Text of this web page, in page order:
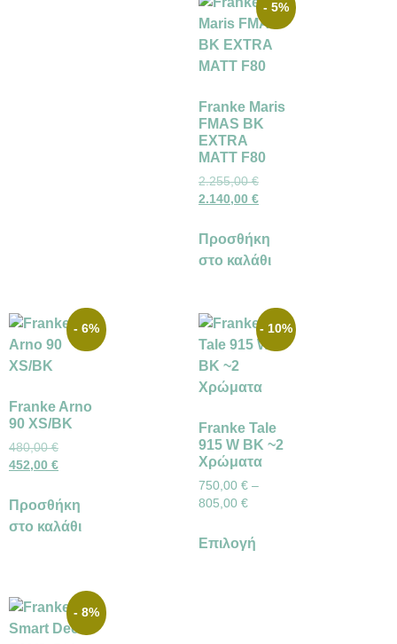
- 5%
Franke Maris
FMAS BK
EXTRA
MATT F80
2.255,00€
2.140,00 €
Προσθήκη
στο καλάθι
- 6%
Franke Arno
90 XS/BK
480,00€
452,00 €
Προσθήκη
στο καλάθι
- 10%
Franke Tale
915 W BK ~2
Χρώματα
750,00 € –
805,00 €
Επιλογή
- 8%